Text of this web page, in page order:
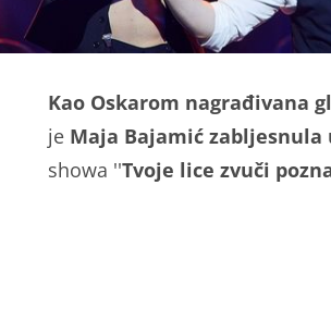
Kao Oskarom nagrađivana
je Maja Bajamić
showa ''Tvoje lice zvuči